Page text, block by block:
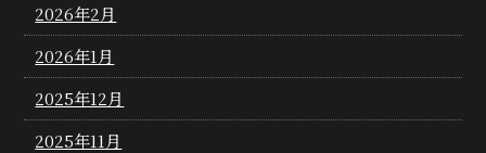
2026年2月
2026年1月
2025年12月
2025年11月